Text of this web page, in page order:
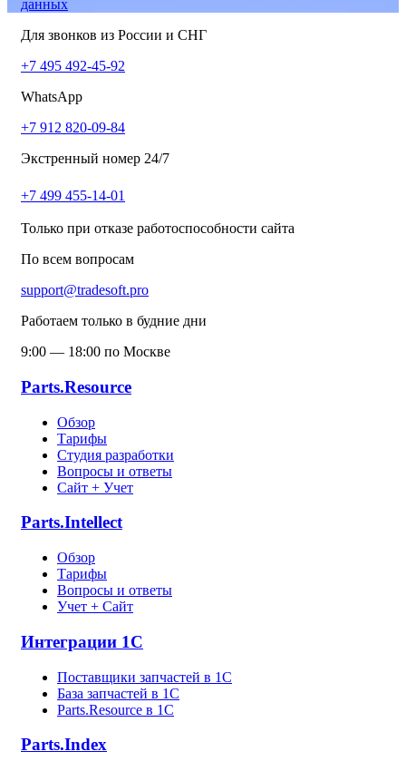
данных
Для звонков из России и СНГ
+7 495 492-45-92
WhatsApp
+7 912 820-09-84
Экстренный номер 24/7
+7 499 455-14-01
Только при отказе работоспособности сайта
По всем вопросам
support@tradesoft.pro
Работаем только в будние дни
9:00 — 18:00 по Москве
Parts.Resource
Обзор
Тарифы
Студия разработки
Вопросы и ответы
Сайт + Учет
Parts.Intellect
Обзор
Тарифы
Вопросы и ответы
Учет + Сайт
Интеграции 1С
Поставщики запчастей в 1C
База запчастей в 1С
Parts.Resource в 1C
Parts.Index